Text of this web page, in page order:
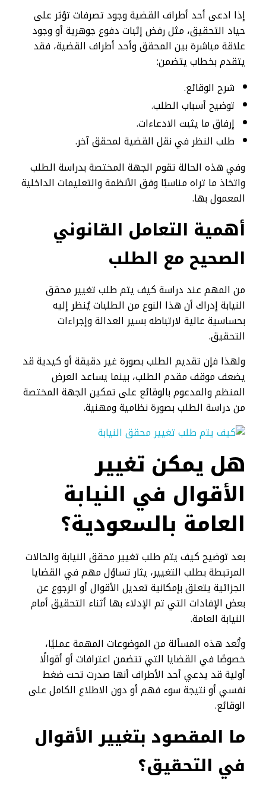
إذا ادعى أحد أطراف القضية وجود تصرفات تؤثر على
حياد التحقيق، مثل رفض إثبات دفوع جوهرية أو وجود
علاقة مباشرة بين المحقق وأحد أطراف القضية، فقد
يتقدم بخطاب يتضمن:
شرح الوقائع.
توضيح أسباب الطلب.
إرفاق ما يثبت الادعاءات.
طلب النظر في نقل القضية لمحقق آخر.
وفي هذه الحالة تقوم الجهة المختصة بدراسة الطلب
واتخاذ ما تراه مناسبًا وفق الأنظمة والتعليمات الداخلية
المعمول بها.
أهمية التعامل القانوني
الصحيح مع الطلب
من المهم عند دراسة كيف يتم طلب تغيير محقق
النيابة إدراك أن هذا النوع من الطلبات يُنظر إليه
بحساسية عالية لارتباطه بسير العدالة وإجراءات
التحقيق.
ولهذا فإن تقديم الطلب بصورة غير دقيقة أو كيدية قد
يضعف موقف مقدم الطلب، بينما يساعد العرض
المنظم والمدعوم بالوقائع على تمكين الجهة المختصة
من دراسة الطلب بصورة نظامية ومهنية.
هل يمكن تغيير
الأقوال في النيابة
العامة بالسعودية؟
بعد توضيح كيف يتم طلب تغيير محقق النيابة والحالات
المرتبطة بطلب التغيير، يثار تساؤل مهم في القضايا
الجزائية يتعلق بإمكانية تعديل الأقوال أو الرجوع عن
بعض الإفادات التي تم الإدلاء بها أثناء التحقيق أمام
النيابة العامة.
وتُعد هذه المسألة من الموضوعات المهمة عمليًا،
خصوصًا في القضايا التي تتضمن اعترافات أو أقوالًا
أولية قد يدعي أحد الأطراف أنها صدرت تحت ضغط
نفسي أو نتيجة سوء فهم أو دون الاطلاع الكامل على
الوقائع.
ما المقصود بتغيير الأقوال
في التحقيق؟